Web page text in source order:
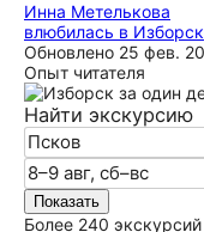
Инна Метелькова
влюбилась в Изборск
Обновлено 25 фев.
Опыт читателя
Найти экскурсию
Показать
Более 240